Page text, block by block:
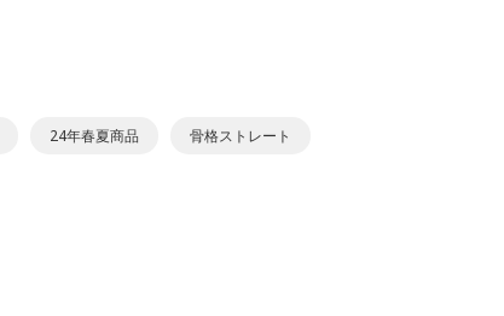
24年春夏商品 骨格ストレート